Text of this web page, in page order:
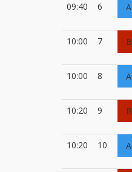
09:40
6 A
10:00
7 B
10:00
8 A
10:20
9 B
10:20
10 A